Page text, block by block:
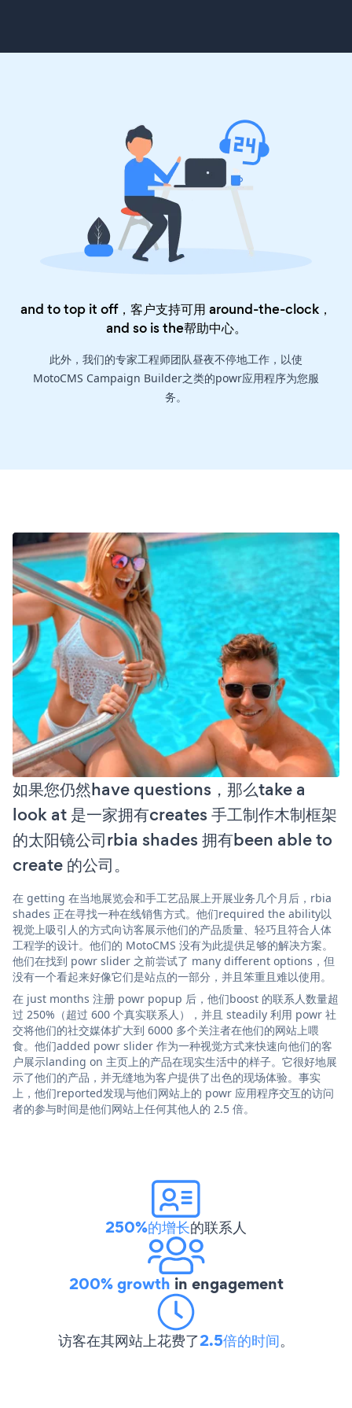
and to top it off，客户支持可用 around-the-clock，
and so is the帮助中心。
此外，我们的专家工程师团队昼夜不停地工作，以使
MotoCMS Campaign Builder之类的powr应用程序为您服
务。
如果您仍然have questions，那么take a
look at 是一家拥有creates 手工制作木制框架
的太阳镜公司rbia shades 拥有been able to
create 的公司。
在 getting 在当地展览会和手工艺品展上开展业务几个月后，rbia
shades 正在寻找一种在线销售方式。他们required the ability以
视觉上吸引人的方式向访客展示他们的产品质量、轻巧且符合人体
工程学的设计。他们的 MotoCMS 没有为此提供足够的解决方案。
他们在找到 powr slider 之前尝试了 many different options，但
没有一个看起来好像它们是站点的一部分，并且笨重且难以使用。
在 just months 注册 powr popup 后，他们boost 的联系人数量超
过 250%（超过 600 个真实联系人），并且 steadily 利用 powr 社
交将他们的社交媒体扩大到 6000 多个关注者在他们的网站上喂
食。他们added powr slider 作为一种视觉方式来快速向他们的客
户展示landing on 主页上的产品在现实生活中的样子。它很好地展
示了他们的产品，并无缝地为客户提供了出色的现场体验。事实
上，他们reported发现与他们网站上的 powr 应用程序交互的访问
者的参与时间是他们网站上任何其他人的 2.5 倍。
250%的增长的联系人
200% growth in engagement
访客在其网站上花费了2.5倍的时间。